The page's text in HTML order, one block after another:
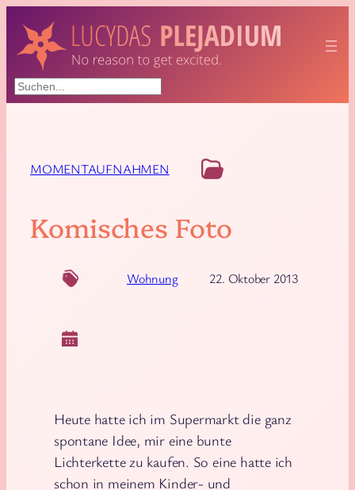
Suchen
MOMENTAUFNAHMEN
Komisches Foto
22. Oktober 2013
Wohnung
Heute hatte ich im Supermarkt die ganz
spontane Idee, mir eine bunte
Lichterkette zu kaufen. So eine hatte ich
schon in meinem Kinder- und